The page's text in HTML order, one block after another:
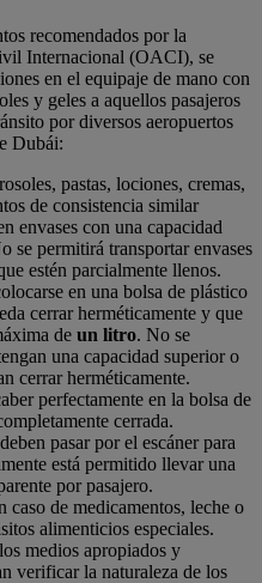
recomendados por la
Internacional (OACI), se
en el equipaje de mano con
y geles a aquellos pasajeros
por diversos aeropuertos
Dubái:
pastas, lociones, cremas,
de consistencia similar
envases con una capacidad
se permitirá transportar envases
estén parcialmente llenos.
en una bolsa de plástico
cerrar herméticamente y que
de un litro. No se
una capacidad superior o
cerrar herméticamente.
perfectamente en la bolsa de
cerrada.
pasar por el escáner para
está permitido llevar una
por pasajero.
caso de medicamentos, leche o
alimenticios especiales.
medios apropiados y
verificar la naturaleza de los